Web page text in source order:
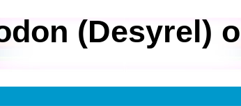
(Desyrel)